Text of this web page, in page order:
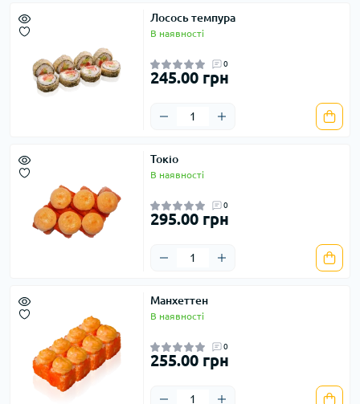
Лосось темпура
В наявності
0
245.00 грн
Токіо
В наявності
0
295.00 грн
Манхеттен
В наявності
0
255.00 грн